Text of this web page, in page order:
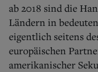
ab 2018 sind die
Ländern in
eigentlich seitens
europäischen
amerikanischer